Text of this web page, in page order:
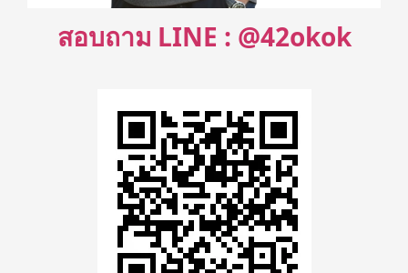
สอบถาม LINE : @42okok